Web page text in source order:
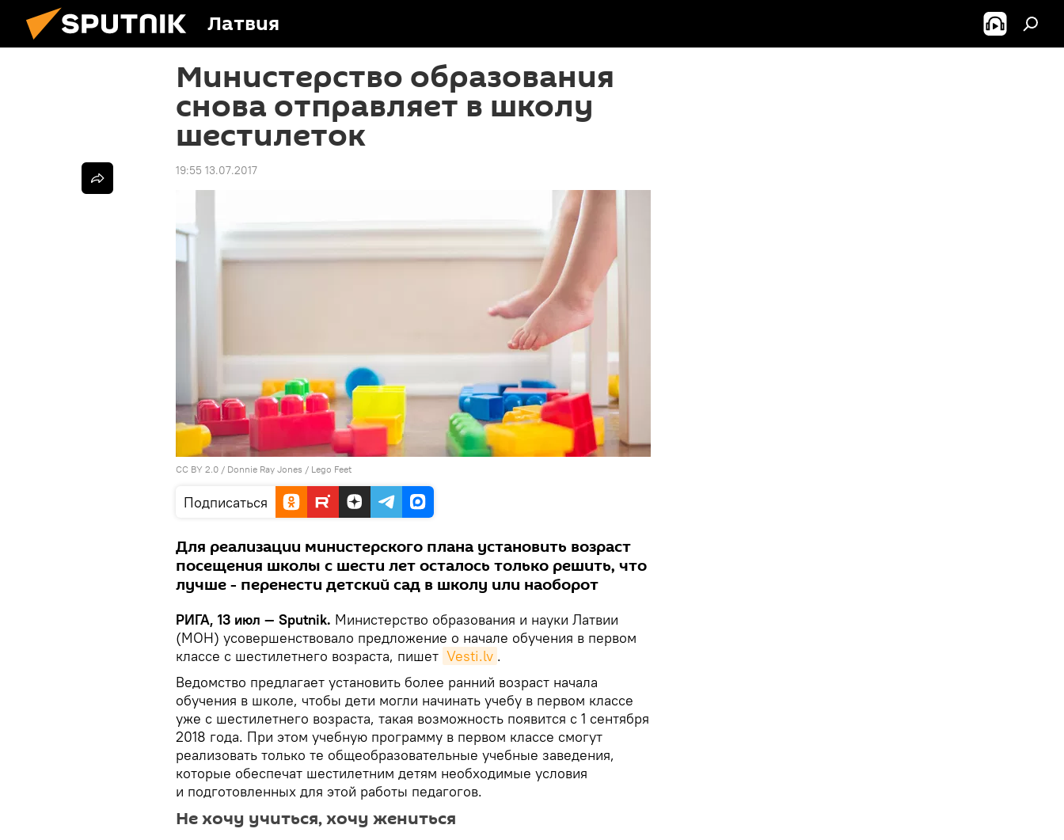
Латвия
Министерство образования
снова отправляет в школу
шестилеток
19:55 13.07.2017
CC BY 2.0 / Donnie Ray Jones / Lego Feet
Подписаться
Для реализации министерского плана установить возраст
посещения школы с шести лет осталось только решить, что
лучше - перенести детский сад в школу или наоборот
РИГА, 13 июл — Sputnik. Министерство образования и науки Латвии
(МОН) усовершенствовало предложение о начале обучения в первом
классе с шестилетнего возраста, пишет Vesti.lv .
Ведомство предлагает установить более ранний возраст начала
обучения в школе, чтобы дети могли начинать учебу в первом классе
уже с шестилетнего возраста, такая возможность появится с 1 сентября
2018 года. При этом учебную программу в первом классе смогут
реализовать только те общеобразовательные учебные заведения,
которые обеспечат шестилетним детям необходимые условия
и подготовленных для этой работы педагогов.
Не хочу учиться, хочу жениться